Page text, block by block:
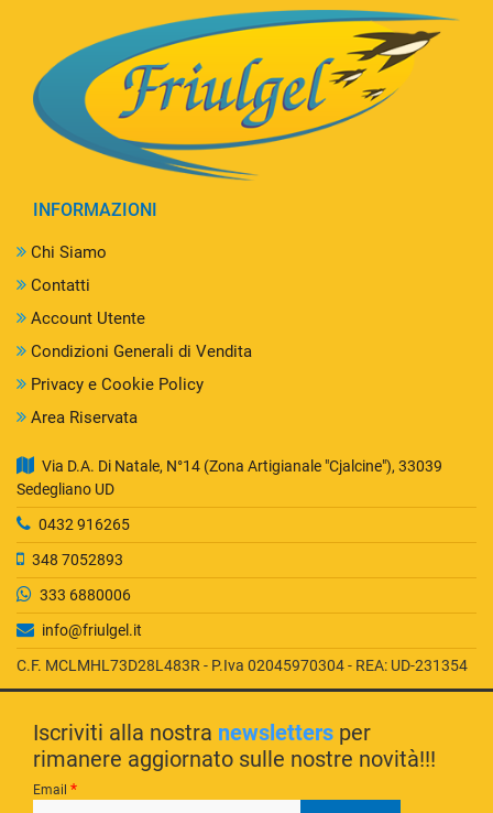
INFORMAZIONI
Chi Siamo
Contatti
Account Utente
Condizioni Generali di Vendita
Privacy e Cookie Policy
Area Riservata
Via D.A. Di Natale, N°14 (Zona Artigianale "Cjalcine"), 33039
Sedegliano UD
0432 916265
348 7052893
333 6880006
info@friulgel.it
C.F. MCLMHL73D28L483R - P.Iva 02045970304 - REA: UD-231354
Iscriviti alla nostra newsletters per
rimanere aggiornato sulle nostre novità!!!
Email *